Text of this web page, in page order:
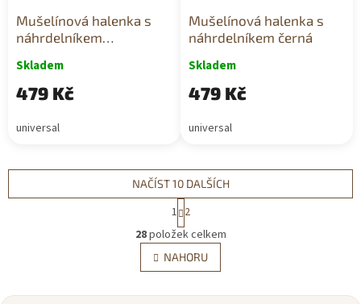
Mušelínová halenka s
náhrdelníkem
Skladem
479 Kč
universal
Mušelínová halenka s
náhrdelníkem černá
Skladem
479 Kč
universal
O
v
l
á
NAČÍST 10 DALŠÍCH
S
t
r
á
n
k
v
1 2
28položek celkem
NAHORU